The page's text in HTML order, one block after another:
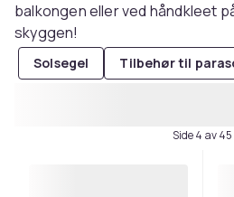
balkongen eller ved håndkleet
skyggen!
Solsegel Tilbehør til
Side 4 av 45